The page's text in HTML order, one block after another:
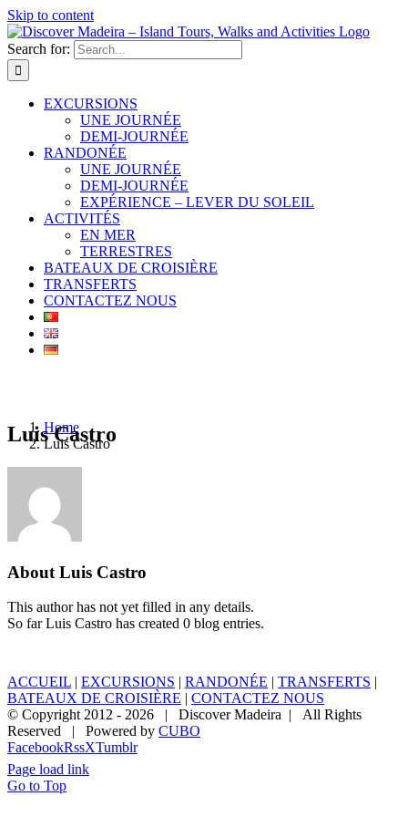
Skip to content
Search for:
EXCURSIONS
UNE JOURNÉE
DEMI-JOURNÉE
RANDONÉE
UNE JOURNÉE
DEMI-JOURNÉE
EXPÉRIENCE – LEVER DU SOLEIL
ACTIVITÉS
EN MER
TERRESTRES
BATEAUX DE CROISIÈRE
TRANSFERTS
CONTACTEZ NOUS
Luis Castro
Home
Luis Castro
About Luis Castro
This author has not yet filled in any details.
So far Luis Castro has created 0 blog entries.
ACCUEIL | EXCURSIONS | RANDONÉE | TRANSFERTS |
BATEAUX DE CROISIÈRE | CONTACTEZ NOUS
© Copyright 2012 - 2026 | Discover Madeira | All Rights
Reserved | Powered by CUBO
FacebookRssXTumblr
Page load link
Go to Top